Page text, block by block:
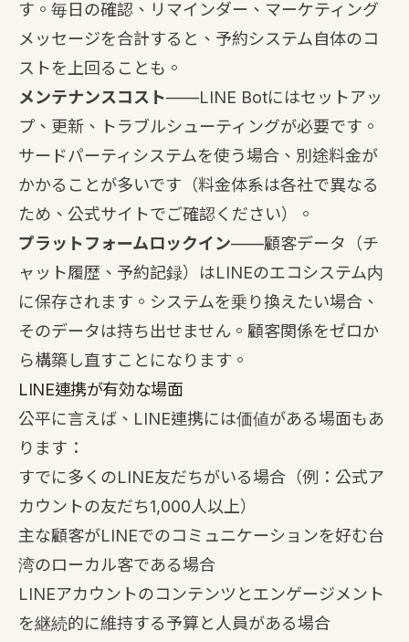
す。毎日の確認、リマインダー、マーケティング
メッセージを合計すると、予約システム自体のコ
ストを上回ることも。
メンテナンスコスト——LINE Botにはセットアッ
プ、更新、トラブルシューティングが必要です。
サードパーティシステムを使う場合、別途料金が
かかることが多いです（料金体系は各社で異なる
ため、公式サイトでご確認ください）。
プラットフォームロックイン——顧客データ（チ
ャット履歴、予約記録）はLINEのエコシステム内
に保存されます。システムを乗り換えたい場合、
そのデータは持ち出せません。顧客関係をゼロか
ら構築し直すことになります。
LINE連携が有効な場面
公平に言えば、LINE連携には価値がある場面もあ
ります：
すでに多くのLINE友だちがいる場合（例：公式ア
カウントの友だち1,000人以上）
主な顧客がLINEでのコミュニケーションを好む台
湾のローカル客である場合
LINEアカウントのコンテンツとエンゲージメント
を継続的に維持する予算と人員がある場合